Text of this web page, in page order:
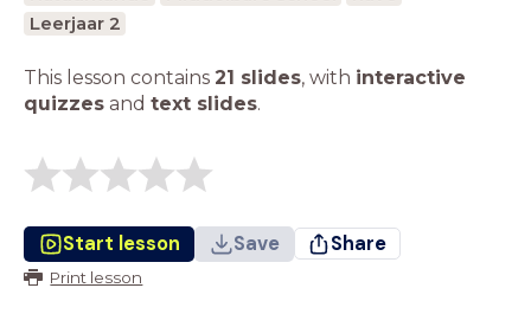
Leerjaar 2
This lesson contains 21 slides, with interactive
quizzes and text slides.
Start lesson Save Share
Print lesson